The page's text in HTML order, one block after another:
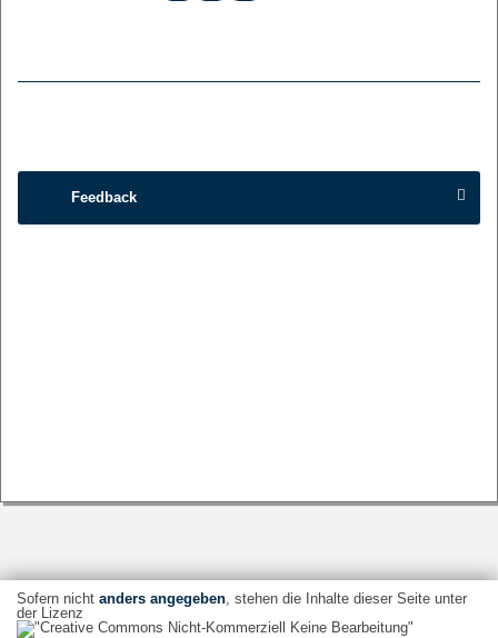
Feedback
Sofern nicht anders angegeben, stehen die Inhalte dieser Seite unter
der Lizenz